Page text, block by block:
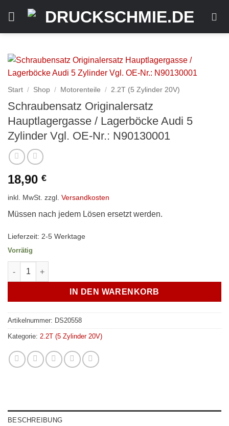
Inhalt
springen
Start / Shop / Motorenteile / 2.2T (5 Zylinder 20V)
Schraubensatz Originalersatz
Hauptlagergasse / Lagerböcke Audi 5
Zylinder Vgl. OE-Nr.: N90130001
18,90 €
inkl. MwSt. zzgl. Versandkosten
Müssen nach jedem Lösen ersetzt werden.
Lieferzeit: 2-5 Werktage
Vorrätig
Schraubensatz Originalersatz Hauptlagergasse / Lagerböcke
IN DEN WARENKORB
Artikelnummer: DS20558
Kategorie: 2.2T (5 Zylinder 20V)
BESCHREIBUNG